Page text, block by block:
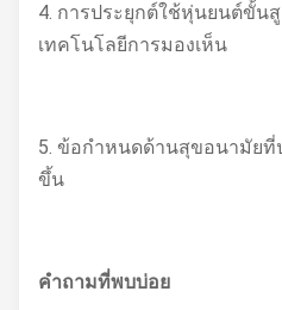
4. การประยุกต์ใช้หุ่นยนต์ขั้น
เทคโนโลยีการมองเห็น
5. ข้อกำหนดด้านสุขอนามัยที่
ขึ้น
คำถามที่พบบ่อย